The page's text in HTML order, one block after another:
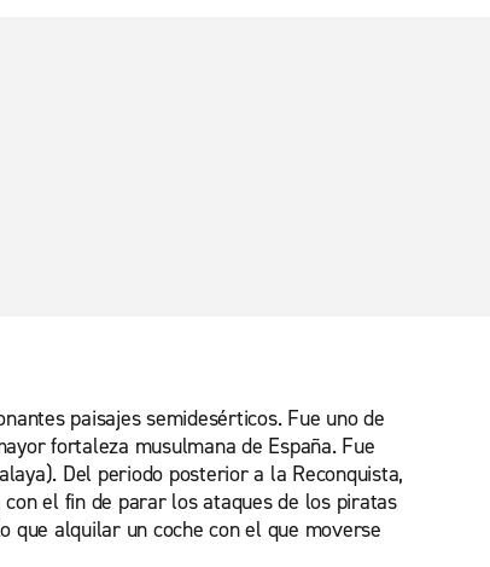
paisajes semidesérticos. Fue uno de
fortaleza musulmana de España. Fue
Del periodo posterior a la Reconquista,
el fin de parar los ataques de los piratas
que alquilar un coche con el que moverse